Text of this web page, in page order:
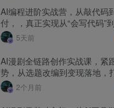
AI编程进阶实战营，从敲代码
付，，真正实现从“会写代码”
盈利”的跨越
5天前
AI漫剧全链路创作实战课，紧
势，从选题改编到变现落地，
质作品2个月前